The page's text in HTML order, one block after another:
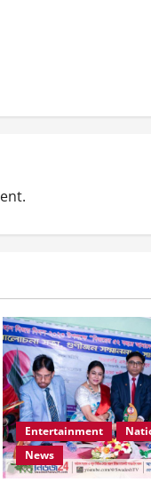
Entertainment
News